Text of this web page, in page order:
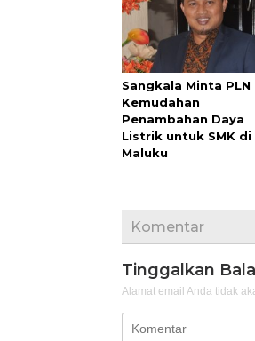
Sangkala Minta PLN
Kemudahan
Penambahan Daya
Listrik untuk SMK di
Maluku
Komentar
Tinggalkan
Alamat email Anda tidak